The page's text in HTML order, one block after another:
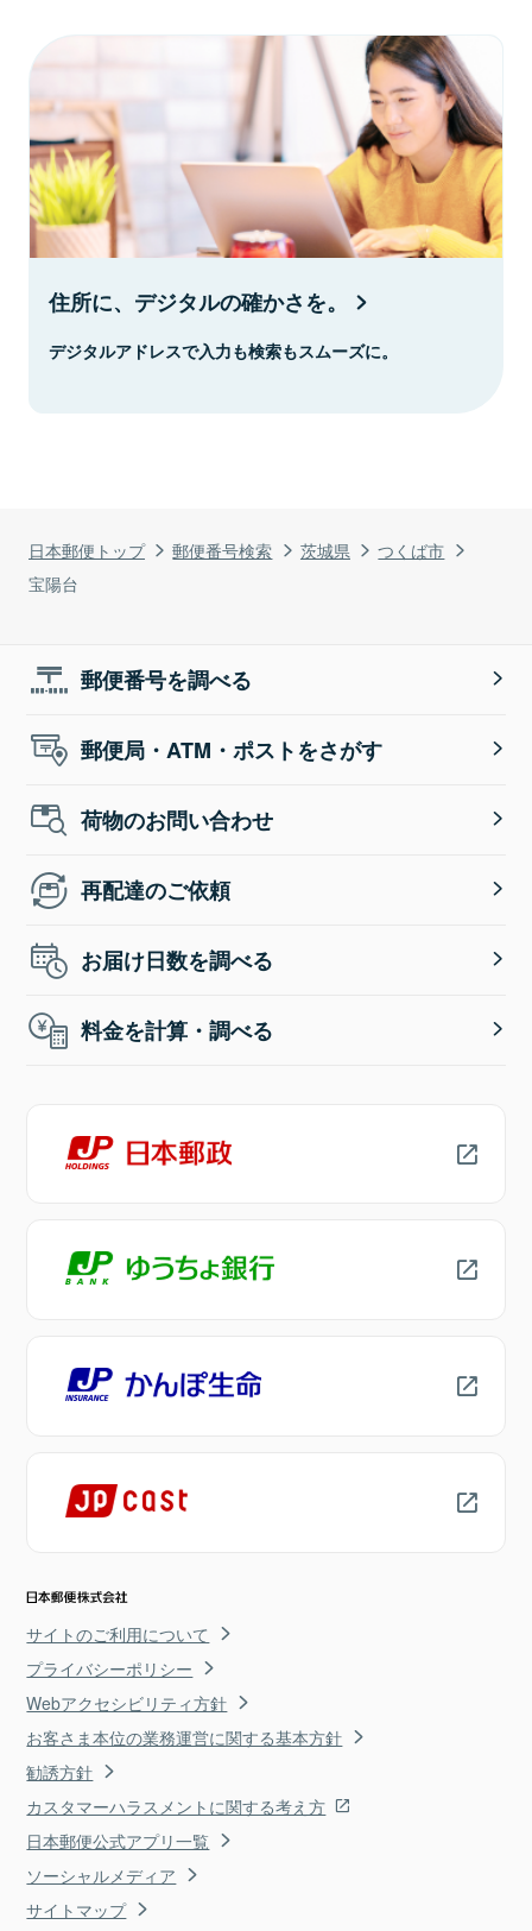
日本郵便トップ 郵便番号検索 茨城県
つくば市
宝陽台
住所に、デジタルの確かさを。
デジタルアドレスで入力も検索もスムーズに。
郵便番号を調べる
郵便局・ATM・ポストをさがす
荷物のお問い合わせ
再配達のご依頼
お届け日数を調べる
料金を計算・調べる
サイトのご利用について
プライバシーポリシー
Webアクセシビリティ方針
お客さま本位の業務運営に関する基本方針
勧誘方針
カスタマーハラスメントに関する考え方
日本郵便公式アプリ一覧
ソーシャルメディア
サイトマップ